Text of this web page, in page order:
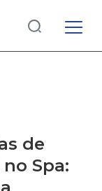
de
Spa: